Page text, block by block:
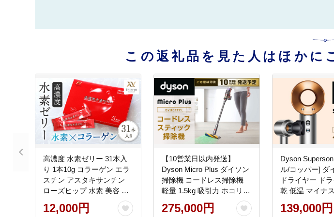
この返礼品を見た人はほかに
高濃度 水素ゼリー 31本入
り 1本10g コラーゲン エラ
スチン アスタキサンチン
ローズヒップ 水素 美容 美
肌 ダイエット
12,000円
【10営業日以内発送】
Dyson Micro Plus ダイソン
掃除機 コードレス掃除機
軽量 1.5kg 吸引力 ホコリ
可視化 布団クリーナー 毛
絡み防止 家電 電化製品 福
275,000円
Dyson
ル/コッパー] ダ
ドライヤー ド
乾 低温 マイナ
髪 ダメージケ
設定 家電 電化
139,000円